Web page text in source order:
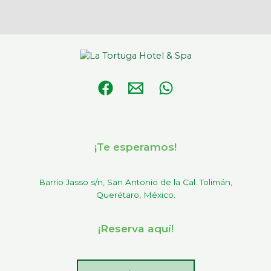
¡Te esperamos!
Barrio Jasso s/n, San Antonio de la Cal. Tolimán,
Querétaro, México.
¡Reserva aquí!